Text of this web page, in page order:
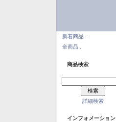
新着商品...
全商品...
商品検索
詳細検索
インフォメーション